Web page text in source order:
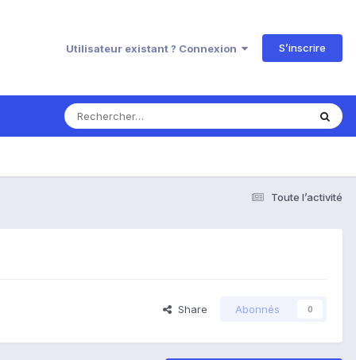
Utilisateur existant ? Connexion S’inscrire
Toute l’activité
Share Abonnés 0